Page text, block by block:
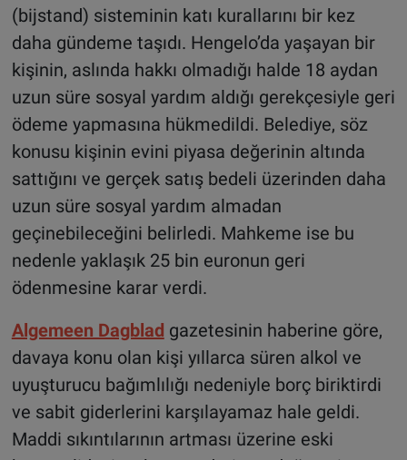
(bijstand) sisteminin katı kurallarını bir kez
daha gündeme taşıdı. Hengelo’da yaşayan bir
kişinin, aslında hakkı olmadığı halde 18 aydan
uzun süre sosyal yardım aldığı gerekçesiyle geri
ödeme yapmasına hükmedildi. Belediye, söz
konusu kişinin evini piyasa değerinin altında
sattığını ve gerçek satış bedeli üzerinden daha
uzun süre sosyal yardım almadan
geçinebileceğini belirledi. Mahkeme ise bu
nedenle yaklaşık 25 bin euronun geri
ödenmesine karar verdi.
Algemeen Dagblad gazetesinin haberine göre,
davaya konu olan kişi yıllarca süren alkol ve
uyuşturucu bağımlılığı nedeniyle borç biriktirdi
ve sabit giderlerini karşılayamaz hale geldi.
Maddi sıkıntılarının artması üzerine eski